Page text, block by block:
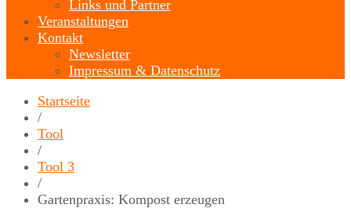
Links und Partner
Veranstaltungen
Kontakt
Newsletter
Impressum & Datenschutz
Startseite
/
Tool
/
Tool 3
/
Gartenpraxis: Kompost erzeugen